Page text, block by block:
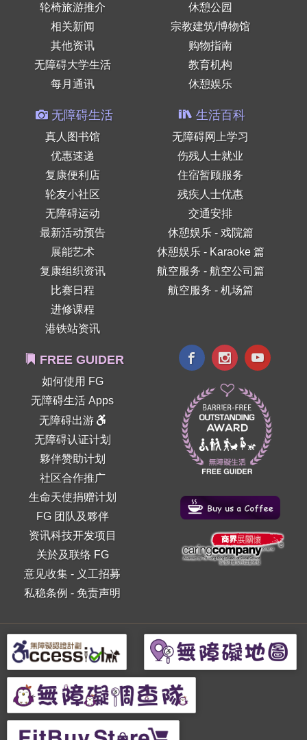
轮椅旅游推介
相关新闻
其他资讯
无障碍大学生活
每月通讯
休憩公园
宗教建筑/博物馆
购物指南
教育机构
休憩娱乐
无障碍生活
真人图书馆
优惠速递
复康便利店
轮友小社区
无障碍运动
最新活动预告
展能艺术
复康组织资讯
比赛日程
进修课程
港铁站资讯
生活百科
无障碍网上学习
伤残人士就业
住宿暂顾服务
残疾人士优惠
交通安排
休憩娱乐 - 戏院篇
休憩娱乐 - Karaoke 篇
航空服务 - 航空公司篇
航空服务 - 机场篇
FREE GUIDER
如何使用 FG
无障碍生活 Apps
无障碍出游
无障碍认证计划
夥伴赞助计划
社区合作推广
生命天使捐赠计划
FG 团队及夥伴
资讯科技开发项目
关於及联络 FG
意见收集 - 义工招募
私稳条例 - 免责声明